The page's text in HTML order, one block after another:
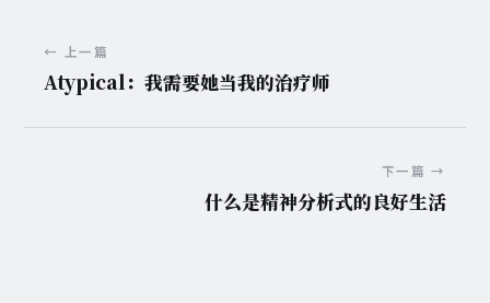
← 上一篇
Atypical：我需要她当我的治疗师
下一篇 →
什么是精神分析式的良好生活